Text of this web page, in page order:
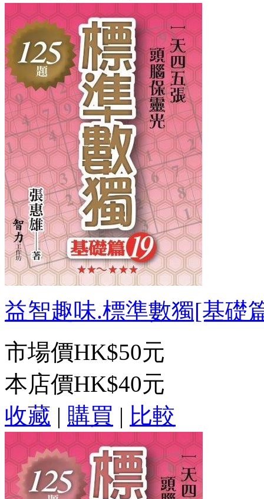
益智趣味.標準數獨[基礎
市場價HK$50元
本店價HK$40元
收藏 | 購買 | 比較